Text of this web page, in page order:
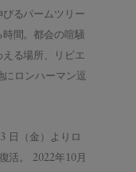
るパームツリー
間。都会の喧騒
る場所、リビエ
にロンハーマン逗
日（金）よりロ
活。 2022年10月